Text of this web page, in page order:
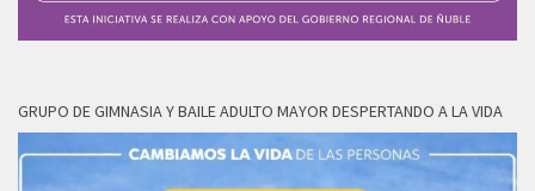
GRUPO DE GIMNASIA Y BAILE ADULTO MAYOR DESPERTANDO A LA VIDA